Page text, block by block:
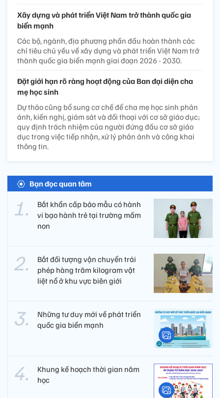
Xây dựng và phát triển Việt Nam trở thành quốc gia
biển mạnh
Các bộ, ngành, địa phương phấn đấu hoàn thành các
chỉ tiêu chủ yếu về xây dựng và phát triển Việt Nam trở
thành quốc gia biển mạnh giai đoạn 2026 - 2030.
Đặt giới hạn rõ ràng hoạt động của Ban đại diện cha
mẹ học sinh
Dự thảo cũng bổ sung cơ chế để cha mẹ học sinh phản
ánh, kiến nghị, giám sát và đối thoại với cơ sở giáo dục;
quy định trách nhiệm của người đứng đầu cơ sở giáo
dục trong việc tiếp nhận, xử lý phản ánh và công khai
thông tin.
Bạn đọc quan tâm
Bắt khẩn cấp bảo mẫu có hành
vi bạo hành trẻ tại trường mầm
non
Bắt đối tượng vận chuyển trái
phép hàng trăm kilogram vật
liệt nổ ở khu vực biên giới
Những tư duy mới về phát triển
quốc gia biển mạnh
Khung kế hoạch thời gian năm
học